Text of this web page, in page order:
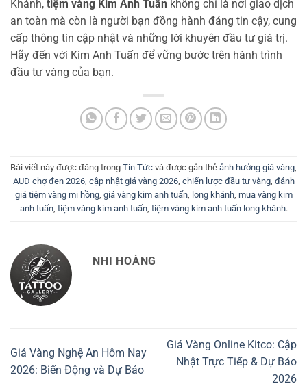
Khánh, tiệm vàng Kim Anh Tuấn không chỉ là nơi giao dịch
an toàn mà còn là người bạn đồng hành đáng tin cậy, cung
cấp thông tin cập nhật và những lời khuyên đầu tư giá trị.
Hãy đến với Kim Anh Tuấn để vững bước trên hành trình
đầu tư vàng của bạn.
Bài viết này được đăng trong Tin Tức và được gắn thẻ ảnh hưởng giá vàng
AUD chợ đen 2026, cập nhật giá vàng 2026, chiến lược đầu tư vàng, đánh
giá tiệm vàng mi hồng, giá vàng kim anh tuấn, long khánh, mua vàng kim
anh tuấn, tiệm vàng kim anh tuấn, tiệm vàng kim anh tuấn long khánh.
NHI HOÀNG
Giá Vàng Nghệ An Hôm Nay
2026: Biến Động và Dự Báo
Giá Vàng Online Kitco: Cập
Nhật Trực Tiếp & Dự Báo
2026